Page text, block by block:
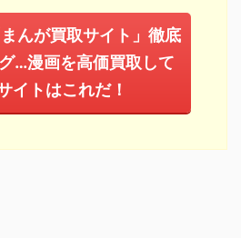
んが買取サイト」徹底
…漫画を高価買取して
イトはこれだ！